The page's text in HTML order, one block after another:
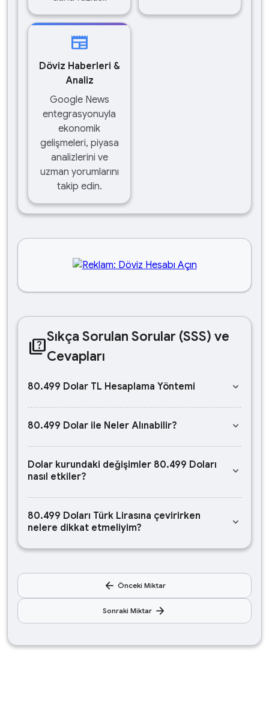
newspaper
Döviz Haberleri &
Analiz
Google News
entegrasyonuyla
ekonomik
gelişmeleri, piyasa
analizlerini ve
uzman yorumlarını
takip edin.
quizSıkça Sorulan Sorular (SSS) ve
Cevapları
80.499 Dolar TL Hesaplama Yöntemi keyboard_arrow_down
80.499 Dolar ile Neler Alınabilir? keyboard_arrow_down
Dolar kurundaki değişimler 80.499 Doları
nasıl etkiler?
keyboard_arrow_down
80.499 Doları Türk Lirasına çevirirken
nelere dikkat etmeliyim?
keyboard_arrow_down
arrow_back Önceki Miktar
Sonraki Miktar arrow_forward